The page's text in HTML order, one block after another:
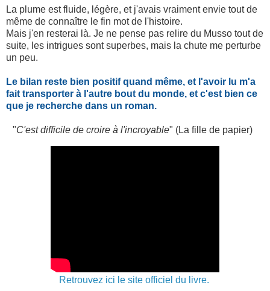
La plume est fluide, légère, et j'avais vraiment envie tout de
même de connaître le fin mot de l'histoire.
Mais j'en resterai là. Je ne pense pas relire du Musso tout de
suite, les intrigues sont superbes, mais la chute me perturbe
un peu.
Le bilan reste bien positif quand même, et l'avoir lu m'a
fait transporter à l'autre bout du monde, et c'est bien ce
que je recherche dans un roman.
"C'est difficile de croire à l'incroyable" (La fille de papier)
Retrouvez ici le site officiel du livre.